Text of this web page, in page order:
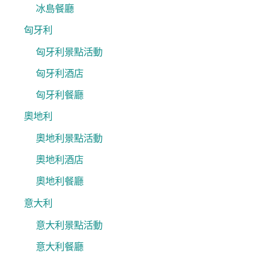
冰島餐廳
匈牙利
匈牙利景點活動
匈牙利酒店
匈牙利餐廳
奧地利
奧地利景點活動
奧地利酒店
奧地利餐廳
意大利
意大利景點活動
意大利餐廳